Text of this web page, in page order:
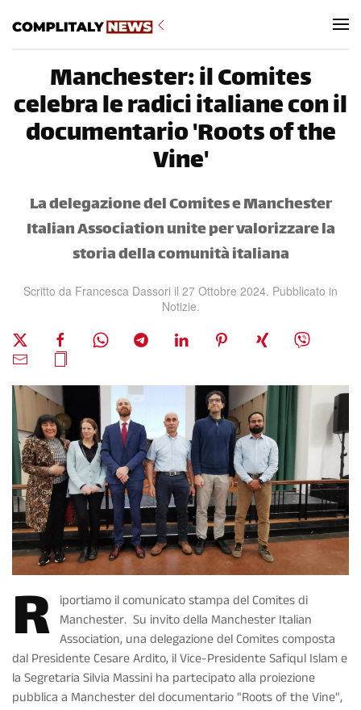
Manchester: il Comites
celebra le radici italiane con il
documentario 'Roots of the
Vine'
La delegazione del Comites e Manchester
Italian Association unite per valorizzare la
storia della comunità italiana
Scritto da Francesca Dassori il 27 Ottobre 2024. Pubblicato in
Notizie.
R iportiamo il comunicato stampa delComites di
Manchester. Su invito della Manchester Italian
Association, una delegazione del Comites composta
dal Presidente Cesare Ardito, il Vice-Presidente Safiqul Islam e
la Segretaria Silvia Massini ha partecipato alla proiezione
pubblica a Manchester deldocumentario "Roots of the Vine",